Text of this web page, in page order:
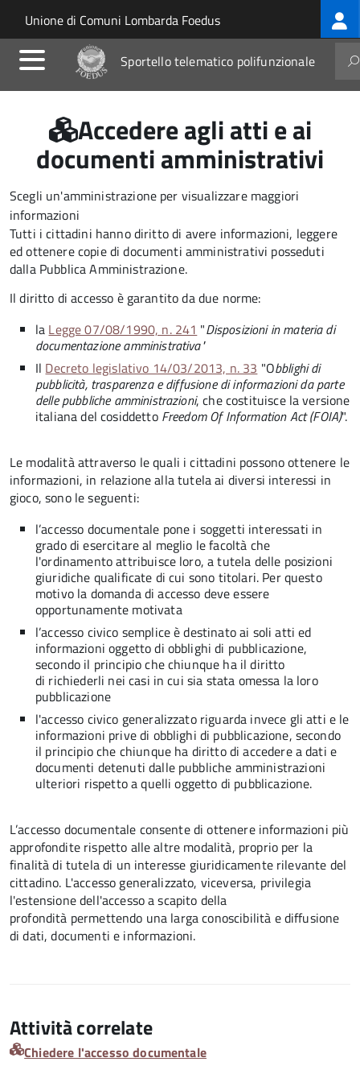
Salta al contenuto principale
Skip to site navigation
Unione di Comuni Lombarda Foedus
Sportello telematico polifunzionale
Accedere agli atti e ai
documenti amministrativi
Scegli un'amministrazione per visualizzare maggiori
informazioni
Tutti i cittadini hanno diritto di avere informazioni, leggere
ed ottenere copie di documenti amministrativi posseduti
dalla Pubblica Amministrazione.
Il diritto di accesso è garantito da due norme:
la Legge 07/08/1990, n. 241 "Disposizioni in materia di
documentazione amministrativa"
Il Decreto legislativo 14/03/2013, n. 33 "Obblighi di
pubblicità, trasparenza e diffusione di informazioni da parte
delle pubbliche amministrazioni, che costituisce la versione
italiana del cosiddetto Freedom Of Information Act (FOIA)".
Le modalità attraverso le quali i cittadini possono ottenere le
informazioni, in relazione alla tutela ai diversi interessi in
gioco, sono le seguenti:
l’accesso documentale pone i soggetti interessati in
grado di esercitare al meglio le facoltà che
l'ordinamento attribuisce loro, a tutela delle posizioni
giuridiche qualificate di cui sono titolari. Per questo
motivo la domanda di accesso deve essere
opportunamente motivata
l’accesso civico semplice è destinato ai soli atti ed
informazioni oggetto di obblighi di pubblicazione,
secondo il principio che chiunque ha il diritto
di richiederli nei casi in cui sia stata omessa la loro
pubblicazione
l'accesso civico generalizzato riguarda invece gli atti e le
informazioni prive di obblighi di pubblicazione, secondo
il principio che chiunque ha diritto di accedere a dati e
documenti detenuti dalle pubbliche amministrazioni
ulteriori rispetto a quelli oggetto di pubblicazione.
L’accesso documentale consente di ottenere informazioni più
approfondite rispetto alle altre modalità, proprio per la
finalità di tutela di un interesse giuridicamente rilevante del
cittadino. L'accesso generalizzato, viceversa, privilegia
l'estensione dell'accesso a scapito della
profondità permettendo una larga conoscibilità e diffusione
di dati, documenti e informazioni.
Attività correlate
Chiedere l'accesso documentale